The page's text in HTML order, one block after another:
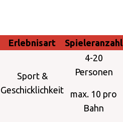
Erlebnisart Spieleranzahl
Sport &
Geschicklichkeit
4-20
Personen
max. 10 pro
Bahn